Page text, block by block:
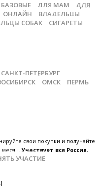
БАЗОВЫЕ ДЛЯ МАМ
ДЛЯ
ОНЛАЙН
ВЛАДЕЛЬЦЫ
СОБАК СИГАРЕТЫ
САНКТ-ПЕТЕРБУРГ
ОМСК
ПЕРМЬ
свои покупки и получайте
месяц.Участвует вся Россия.
УЧАСТИЕ